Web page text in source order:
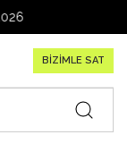
BİZİMLE SAT